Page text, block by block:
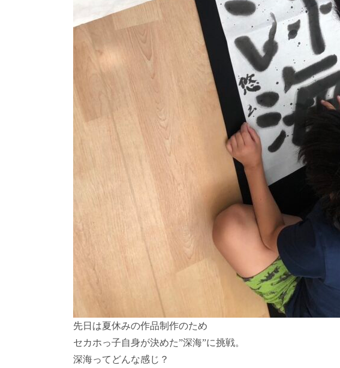
先日は夏休みの作品制作のため
セカホっ子自身が決めた”深海”に挑戦。
深海ってどんな感じ？